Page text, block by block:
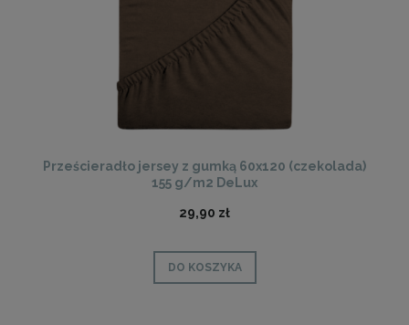
Prześcieradło jersey z gumką 60x120 (czekolada)
155 g/m2 DeLux
29,90 zł
DO KOSZYKA